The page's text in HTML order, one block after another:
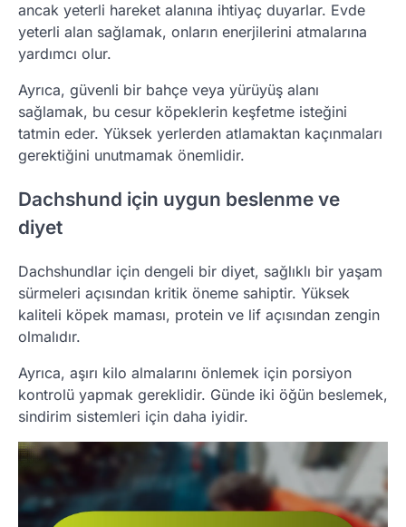
ancak yeterli hareket alanına ihtiyaç duyarlar. Evde
yeterli alan sağlamak, onların enerjilerini atmalarına
yardımcı olur.
Ayrıca, güvenli bir bahçe veya yürüyüş alanı
sağlamak, bu cesur köpeklerin keşfetme isteğini
tatmin eder. Yüksek yerlerden atlamaktan kaçınmaları
gerektiğini unutmamak önemlidir.
Dachshund için uygun beslenme ve
diyet
Dachshundlar için dengeli bir diyet, sağlıklı bir yaşam
sürmeleri açısından kritik öneme sahiptir. Yüksek
kaliteli köpek maması, protein ve lif açısından zengin
olmalıdır.
Ayrıca, aşırı kilo almalarını önlemek için porsiyon
kontrolü yapmak gereklidir. Günde iki öğün beslemek,
sindirim sistemleri için daha iyidir.